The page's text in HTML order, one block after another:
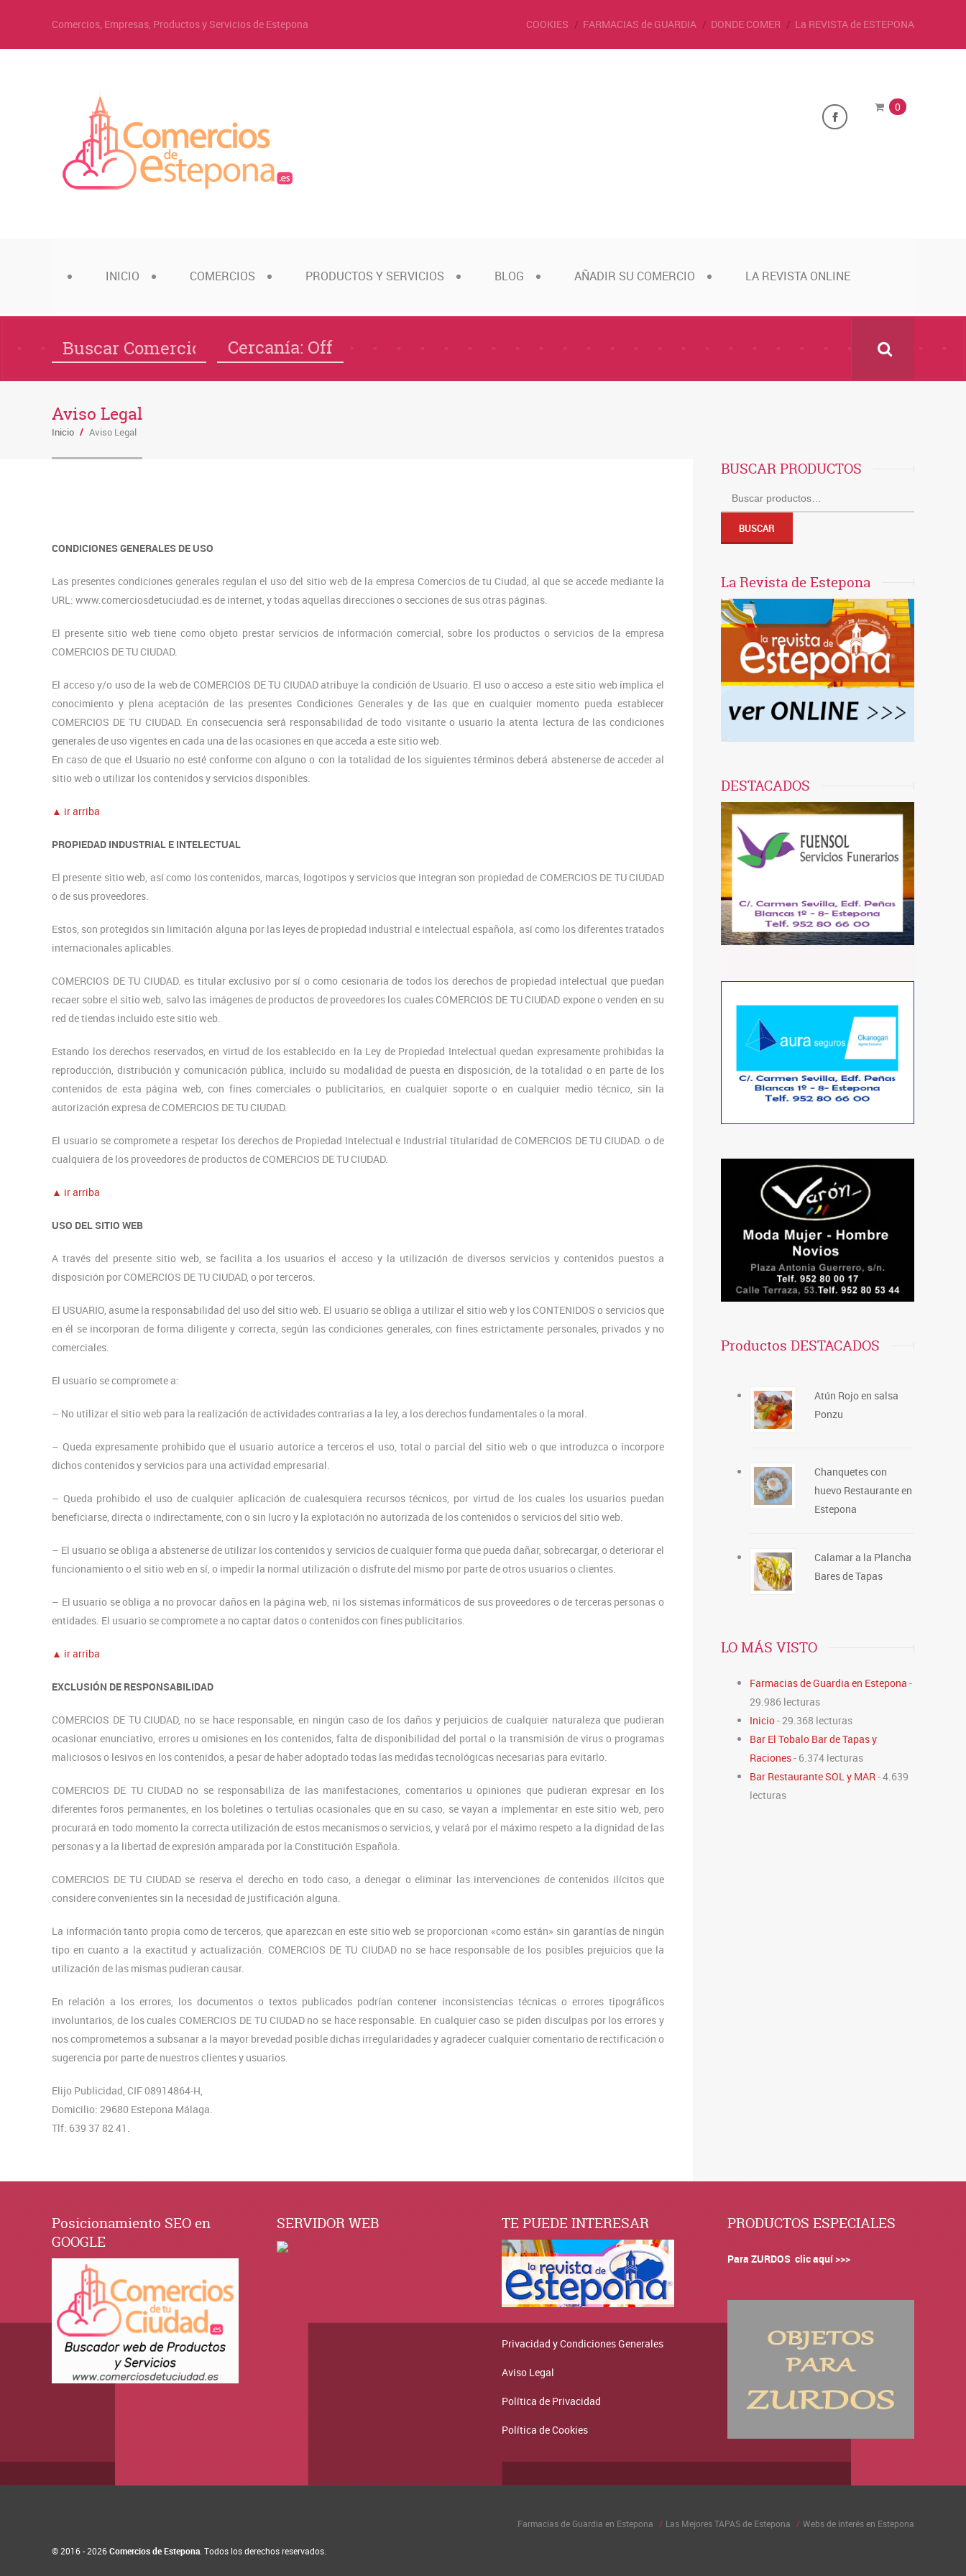
Comercios, Empresas, Productos y Servicios de Estepona COOKIES FARMACIAS de GUARDIA DONDE COMER La REVISTA de ESTEPONA
0
INICIO COMERCIOS PRODUCTOS Y SERVICIOS BLOG AÑADIR SU COMERCIO LA REVISTA ONLINE
Cercanía: Off
Aviso Legal
Inicio / Aviso Legal
CONDICIONES GENERALES DE USO
Las presentes condiciones generales regulan el uso del sitio web de la empresa Comercios de tu Ciudad, al que se accede mediante la
URL: www.comerciosdetuciudad.es de internet, y todas aquellas direcciones o secciones de sus otras páginas.
El presente sitio web tiene como objeto prestar servicios de información comercial, sobre los productos o servicios de la empresa
COMERCIOS DE TU CIUDAD.
El acceso y/o uso de la web de COMERCIOS DE TU CIUDAD atribuye la condición de Usuario. El uso o acceso a este sitio web implica el
conocimiento y plena aceptación de las presentes Condiciones Generales y de las que en cualquier momento pueda establecer
COMERCIOS DE TU CIUDAD. En consecuencia será responsabilidad de todo visitante o usuario la atenta lectura de las condiciones
generales de uso vigentes en cada una de las ocasiones en que acceda a este sitio web.
En caso de que el Usuario no esté conforme con alguno o con la totalidad de los siguientes términos deberá abstenerse de acceder al
sitio web o utilizar los contenidos y servicios disponibles.
▲ ir arriba
PROPIEDAD INDUSTRIAL E INTELECTUAL
El presente sitio web, así como los contenidos, marcas, logotipos y servicios que integran son propiedad de COMERCIOS DE TU CIUDAD
o de sus proveedores.
Estos, son protegidos sin limitación alguna por las leyes de propiedad industrial e intelectual española, así como los diferentes tratados
internacionales aplicables.
COMERCIOS DE TU CIUDAD. es titular exclusivo por sí o como cesionaria de todos los derechos de propiedad intelectual que puedan
recaer sobre el sitio web, salvo las imágenes de productos de proveedores los cuales COMERCIOS DE TU CIUDAD expone o venden en su
red de tiendas incluido este sitio web.
Estando los derechos reservados, en virtud de los establecido en la Ley de Propiedad Intelectual quedan expresamente prohibidas la
reproducción, distribución y comunicación pública, incluido su modalidad de puesta en disposición, de la totalidad o en parte de los
contenidos de esta página web, con fines comerciales o publicitarios, en cualquier soporte o en cualquier medio técnico, sin la
autorización expresa de COMERCIOS DE TU CIUDAD.
El usuario se compromete a respetar los derechos de Propiedad Intelectual e Industrial titularidad de COMERCIOS DE TU CIUDAD. o de
cualquiera de los proveedores de productos de COMERCIOS DE TU CIUDAD.
▲ ir arriba
USO DEL SITIO WEB
A través del presente sitio web, se facilita a los usuarios el acceso y la utilización de diversos servicios y contenidos puestos a
disposición por COMERCIOS DE TU CIUDAD, o por terceros.
El USUARIO, asume la responsabilidad del uso del sitio web. El usuario se obliga a utilizar el sitio web y los CONTENIDOS o servicios que
en él se incorporan de forma diligente y correcta, según las condiciones generales, con fines estrictamente personales, privados y no
comerciales.
El usuario se compromete a:
– No utilizar el sitio web para la realización de actividades contrarias a la ley, a los derechos fundamentales o la moral.
– Queda expresamente prohibido que el usuario autorice a terceros el uso, total o parcial del sitio web o que introduzca o incorpore
dichos contenidos y servicios para una actividad empresarial.
– Queda prohibido el uso de cualquier aplicación de cualesquiera recursos técnicos, por virtud de los cuales los usuarios puedan
beneficiarse, directa o indirectamente, con o sin lucro y la explotación no autorizada de los contenidos o servicios del sitio web.
– El usuario se obliga a abstenerse de utilizar los contenidos y servicios de cualquier forma que pueda dañar, sobrecargar, o deteriorar el
funcionamiento o el sitio web en sí, o impedir la normal utilización o disfrute del mismo por parte de otros usuarios o clientes.
– El usuario se obliga a no provocar daños en la página web, ni los sistemas informáticos de sus proveedores o de terceras personas o
entidades. El usuario se compromete a no captar datos o contenidos con fines publicitarios.
▲ ir arriba
EXCLUSIÓN DE RESPONSABILIDAD
COMERCIOS DE TU CIUDAD, no se hace responsable, en ningún caso de los daños y perjuicios de cualquier naturaleza que pudieran
ocasionar enunciativo, errores u omisiones en los contenidos, falta de disponibilidad del portal o la transmisión de virus o programas
maliciosos o lesivos en los contenidos, a pesar de haber adoptado todas las medidas tecnológicas necesarias para evitarlo.
COMERCIOS DE TU CIUDAD no se responsabiliza de las manifestaciones, comentarios u opiniones que pudieran expresar en los
diferentes foros permanentes, en los boletines o tertulias ocasionales que en su caso, se vayan a implementar en este sitio web, pero
procurará en todo momento la correcta utilización de estos mecanismos o servicios, y velará por el máximo respeto a la dignidad de las
personas y a la libertad de expresión amparada por la Constitución Española.
COMERCIOS DE TU CIUDAD se reserva el derecho en todo caso, a denegar o eliminar las intervenciones de contenidos ilícitos que
considere convenientes sin la necesidad de justificación alguna.
La información tanto propia como de terceros, que aparezcan en este sitio web se proporcionan «como están» sin garantías de ningún
tipo en cuanto a la exactitud y actualización. COMERCIOS DE TU CIUDAD no se hace responsable de los posibles prejuicios que la
utilización de las mismas pudieran causar.
En relación a los errores, los documentos o textos publicados podrían contener inconsistencias técnicas o errores tipográficos
involuntarios, de los cuales COMERCIOS DE TU CIUDAD no se hace responsable. En cualquier caso se piden disculpas por los errores y
nos comprometemos a subsanar a la mayor brevedad posible dichas irregularidades y agradecer cualquier comentario de rectificación o
sugerencia por parte de nuestros clientes y usuarios.
Elijo Publicidad, CIF 08914864-H,
Domicilio: 29680 Estepona Málaga.
Tlf: 639 37 82 41.
BUSCAR PRODUCTOS
Buscar
por:
BUSCAR
La Revista de Estepona
DESTACADOS
Productos DESTACADOS
Atún Rojo en salsa
Ponzu
Chanquetes con
huevo Restaurante en
Estepona
Calamar a la Plancha
Bares de Tapas
LO MÁS VISTO
Farmacias de Guardia en Estepona -
29.986 lecturas
Inicio- 29.368 lecturas
Bar El Tobalo Bar de Tapas y
Raciones- 6.374 lecturas
Bar Restaurante SOL y MAR- 4.639
lecturas
Posicionamiento SEO en
GOOGLE
SERVIDOR WEB TE PUEDE INTERESAR
Privacidad y Condiciones Generales
Aviso Legal
Política de Privacidad
Política de Cookies
PRODUCTOS ESPECIALES
Para ZURDOS clic aquí >>>
Farmacias de Guardia en Estepona Las Mejores TAPAS de Estepona Webs de interés en Estepona
© 2016 - 2026Comercios de Estepona . Todos los derechos reservados.